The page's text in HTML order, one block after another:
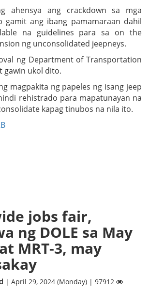
ahensya ang crackdown sa mga
gamit ang ibang pamamaraan dahil
na guidelines para sa on the
ng unconsolidated jeepneys.
ng Department of Transportation
gawin ukol dito.
magpakita ng papeles ng isang jeep
rehistrado para mapatunayan na
kapag tinubos na nila ito.
jobs fair,
ng DOLE sa May
MRT-3, may
| April 29, 2024 (Monday) | 97912